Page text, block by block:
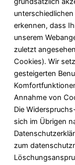
erkennen, dass
unserem
zuletzt
Cookies). Wir
gesteigerten
Annahme von
Die
sich im Übrigen
zum